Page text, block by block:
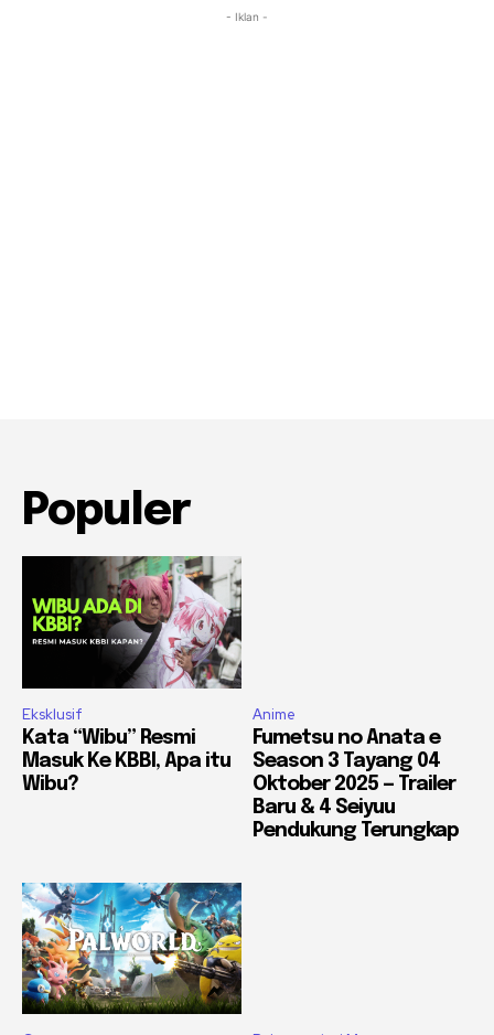
- Iklan -
Populer
Eksklusif
Kata “Wibu” Resmi
Masuk Ke KBBI, Apa itu
Wibu?
Anime
Fumetsu no Anata e
Season 3 Tayang 04
Oktober 2025 — Trailer
Baru & 4 Seiyuu
Pendukung Terungkap